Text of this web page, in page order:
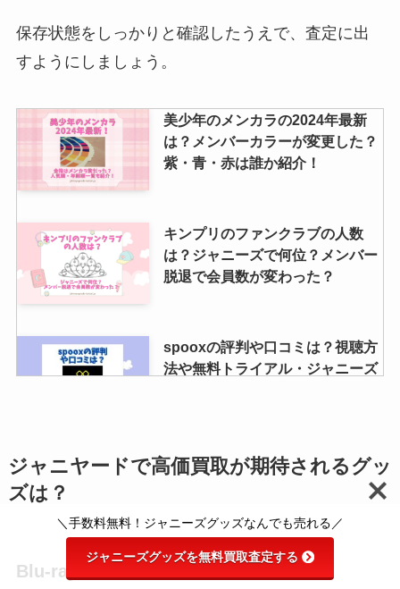
保存状態をしっかりと確認したうえで、査定に出
すようにしましょう。
美少年のメンカラの2024年最新
は？メンバーカラーが変更した？
紫・青・赤は誰か紹介！
キンプリのファンクラブの人数
は？ジャニーズで何位？メンバー
脱退で会員数が変わった？
spooxの評判や口コミは？視聴方
法や無料トライアル・ジャニーズ
ジャニーズのカラオケで歌いやす
い曲はコレ！男女別の歌いやすい
ジャニーズのチケット交換のやり
ジャニヤードで高価買取が期待されるグッ
ズは？
Blu-ray・DVD
＼手数料無料！ジャニーズグッズなんでも売れる／
ジャニーズグッズを無料買取査定する